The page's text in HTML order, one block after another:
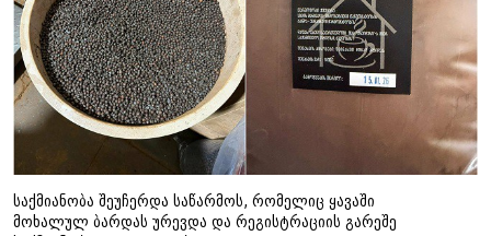
საქმიანობა შეუჩერდა საწარმოს, რომელიც ყავაში
მოხალულ ბარდას ურევდა და რეგისტრაციის გარეშე